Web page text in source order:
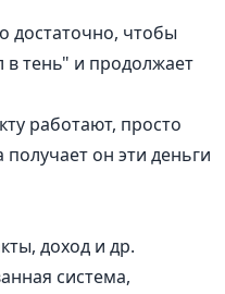
достаточно, чтобы
тень" и продолжает
работают, просто
он эти деньги
доход и др.
система,